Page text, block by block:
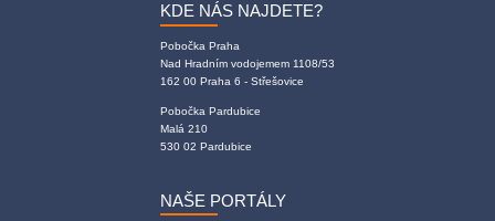
KDE NÁS NAJDETE?
Pobočka Praha
Nad Hradním vodojemem 1108/53
162 00 Praha 6 - Střešovice
Pobočka Pardubice
Malá 210
530 02 Pardubice
NAŠE PORTÁLY